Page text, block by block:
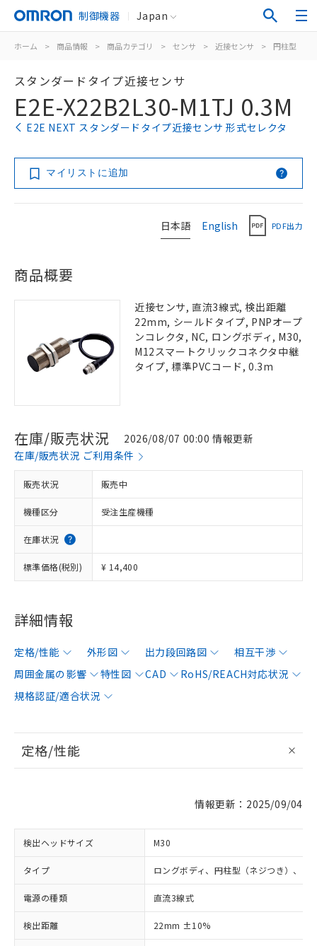
制御機器 Japan
ホーム > 商品情報 > 商品カテゴリ > センサ > 近接センサ > 円柱型
スタンダードタイプ近接センサ
E2E-X22B2L30-M1TJ 0.3M
E2E NEXT スタンダードタイプ近接センサ 形式セレクタ
マイリストに追加
日本語 English PDF出力
商品概要
近接センサ, 直流3線式, 検出距離
22mm, シールドタイプ, PNPオープ
ンコレクタ, NC, ロングボディ, M30,
M12スマートクリックコネクタ中継
タイプ, 標準PVCコード, 0.3m
在庫/販売状況
2026/08/07 00:00 情報更新
在庫/販売状況 ご利用条件
販売状況 販売中
機種区分 受注生産機種
在庫状況
標準価格(税別) ¥ 14,400
詳細情報
定格/性能 外形図 出力段回路図
相互干渉
周囲金属の影響
特性図 CAD
RoHS/REACH対応状況
規格認証/適合状況
定格/性能
情報更新：2025/09/04
検出ヘッドサイズ M30
タイプ ロングボディ、円柱型（ネジつき）、シ
電源の種類 直流3線式
検出距離 22mm ±10%